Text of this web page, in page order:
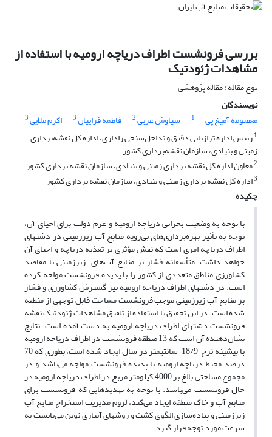
بررسی فرونشست اطراف دریاچه ارومیه با استفاده از
مشاهدات ژئودتیک
نوع مقاله : مقاله پژوهشی
نویسندگان
معصومه آمیغ پی
1 سیاوش عربی2 فاطمه قراییان3 اکرم ملایی3
1رییس اداره ترازیابی دقیق و تداخل‌سنجی راداری، اداره کل نقشه‌برداری
زمینی و بنیادی، سازمان نقشه‌برداری کشور.
2معاون اداره کل نقشه برداری زمینی و بنیادی، سازمان نقشه برداری کشور.
3اداره کل نقشه برداری زمینی و بنیادی، سازمان نقشه برداری کشور
چکیده
با توجه به وضعیت بحرانی دریاچه ارومیه و عزم دولت برای احیای آن،
توجه به تأثیر بهره‌برداری‌های بی‌رویه منابع آب زیرزمینی در دشتهای
اطراف دریاچه امری است که نقش مؤثری بر تغذیه دریاچه و احیای آن
خواهد داشت. متأسفانه فشار بر منابع آب‌هاى زیرزمینى با مقاصد
کشاورزی مناطق متعددی از کشور را با پدیده فرونشست مواجه کرده
است. در دشتهای اطراف دریاچه ارومیه نیز گسترش کشاورزی و فشار
بر منابع آب زیرزمینی موجب فرونشست مساحت قابل توجهی از منطقه
شده است. در این تحقیق با استفاده از تلفیق مشاهدات ژئودتیک نقشه
فرونشست دشتهای اطراف دریاچه ارومیه به دست آمده است. نتایج
نشان‌دهنده آن است که 13 منطقه فرونشست در اطراف دریاچه ارومیه
با بیشینه نرخ 18/9 سانتی‎متر در سال ایجاد شده است، بطوری که 70
درصد محیط دریاچه ارومیه با پدیده فرونشست مواجه می‌­باشد و در
مجموع مساحتی بالغ بر 4000 کیلومتر مربع در اطراف دریاچه ارومیه در
حال فرونشست می‌باشد. با توجه به تهدیدهایی که فرونشست برای
منابع آب و خاک منطقه ایجاد می‌کند، لزوم مدیریت استخراج منابع آب
زیرزمینی و پیاده‌سازی الگوی کشت و روش­های آبیاری نوین می‌بایست به
سرعت مورد توجه قرار گیرد.